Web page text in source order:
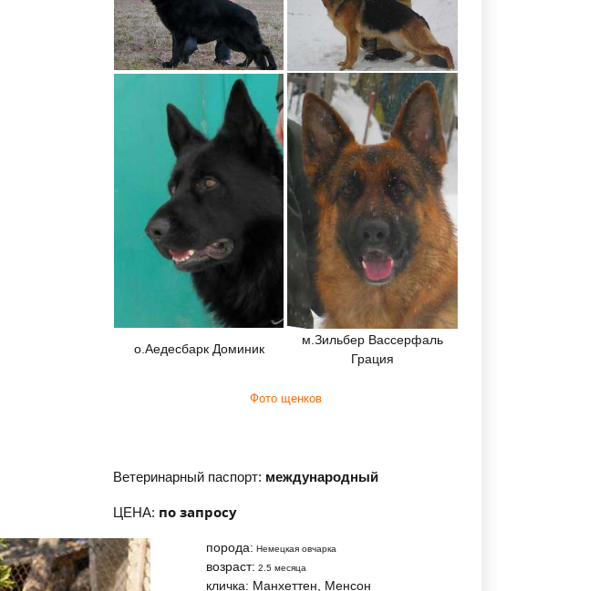
о.Аедесбарк Доминик
м.Зильбер Вассерфаль
Грация
Фото щенков
Ветеринарный паспорт: международный
ЦЕНА: по запросу
порода: Немецкая овчарка
возраст: 2.5 месяца
кличка: Манхеттен, Менсон